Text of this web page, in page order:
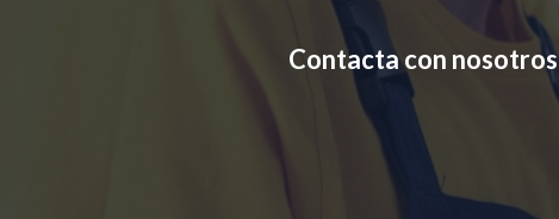
Contacta con nosotros